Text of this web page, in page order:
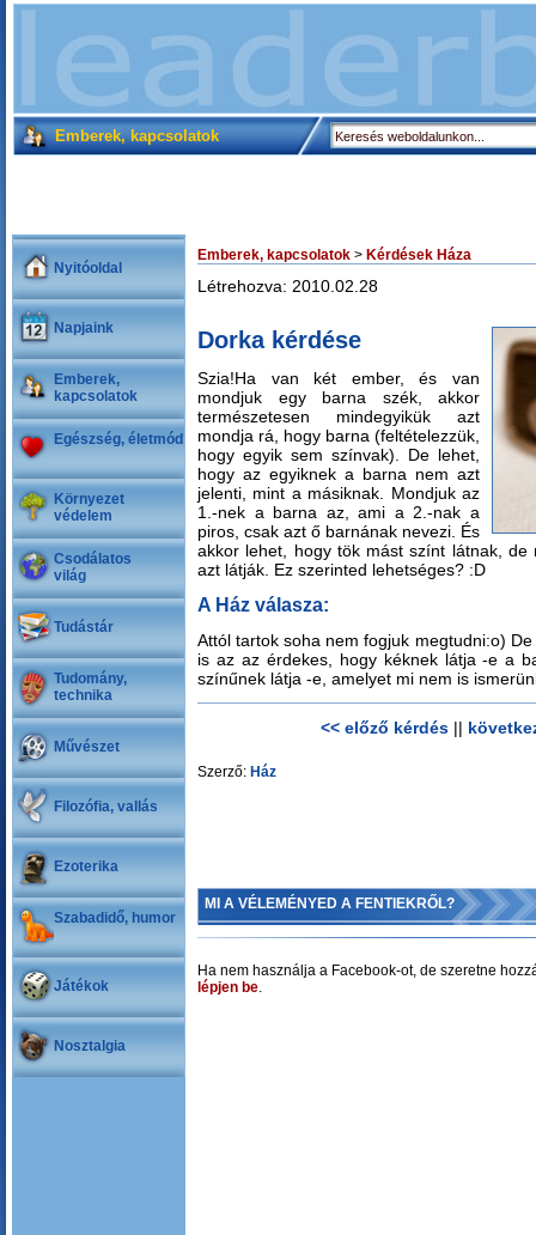
Emberek, kapcsolatok
Nyitóoldal
Napjaink
Emberek,
kapcsolatok
Egészség, életmód
Környezet
védelem
Csodálatos
világ
Tudástár
Tudomány,
technika
Művészet
Filozófia, vallás
Ezoterika
Szabadidő, humor
Játékok
Nosztalgia
Emberek, kapcsolatok > Kérdések Háza
Létrehozva: 2010.02.28
Dorka kérdése
Szia!Ha van két ember, és van
mondjuk egy barna szék, akkor
természetesen mindegyikük azt
mondja rá, hogy barna (feltételezzük,
hogy egyik sem színvak). De lehet,
hogy az egyiknek a barna nem azt
jelenti, mint a másiknak. Mondjuk az
1.-nek a barna az, ami a 2.-nak a
piros, csak azt ő barnának nevezi. És
akkor lehet, hogy tök mást színt látnak, de
azt látják. Ez szerinted lehetséges? :D
A Ház válasza:
Attól tartok soha nem fogjuk megtudni:o)
is az az érdekes, hogy kéknek látja -e a
színűnek látja -e, amelyet mi nem is
<< előző kérdés||
Szerző: Ház
MI A VÉLEMÉNYED A FENTIEKRŐL?
Ha nem használja a Facebook-ot, de szeretne
lépjen be.